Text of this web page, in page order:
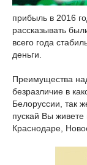
прибыль в 2016
рассказывать
всего года
деньги.
Преимущества
безразличие в
Белоруссии, так
пускай Вы живете
Краснодаре,